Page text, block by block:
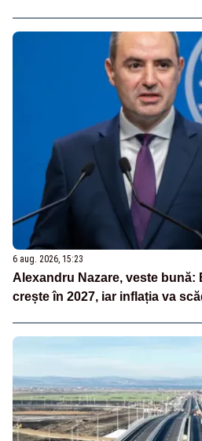
6 aug. 2026, 15:23
Alexandru Nazare, veste bună:
crește în 2027, iar inflația va